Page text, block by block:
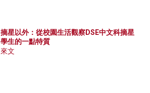
摘星以外：從校園生活觀察DSE中文科摘星
學生的一點特質
來文